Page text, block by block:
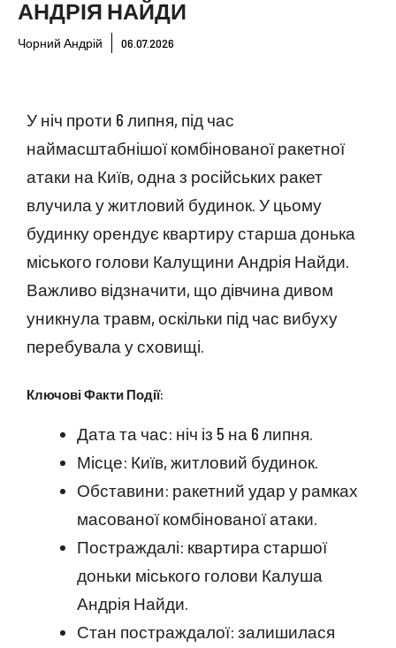
АНДРІЯ НАЙДИ
Чорний Андрій 06.07.2026
У ніч проти 6 липня, під час
наймасштабнішої комбінованої ракетної
атаки на Київ, одна з російських ракет
влучила у житловий будинок. У цьому
будинку орендує квартиру старша донька
міського голови Калущини Андрія Найди.
Важливо відзначити, що дівчина дивом
уникнула травм, оскільки під час вибуху
перебувала у сховищі.
Ключові Факти Події:
Дата та час: ніч із 5 на 6 липня.
Місце: Київ, житловий будинок.
Обставини: ракетний удар у рамках
масованої комбінованої атаки.
Постраждалі: квартира старшої
доньки міського голови Калуша
Андрія Найди.
Стан постраждалої: залишилася